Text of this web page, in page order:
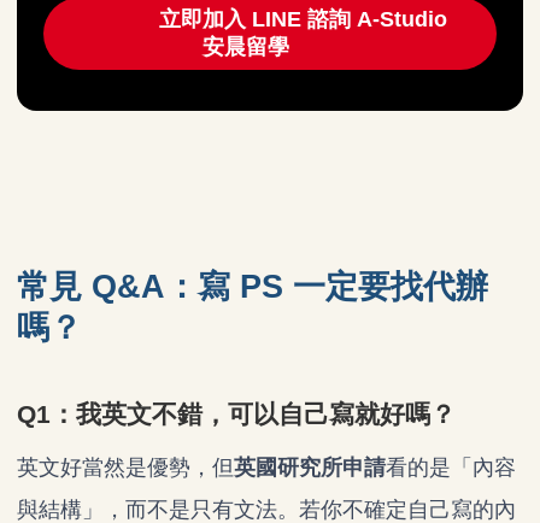
立即加入 LINE 諮詢 A-Studio
安晨留學
常見 Q&A：寫 PS 一定要找代辦
嗎？
Q1：我英文不錯，可以自己寫就好嗎？
英文好當然是優勢，但英國研究所申請看的是「內容
與結構」，而不是只有文法。若你不確定自己寫的內